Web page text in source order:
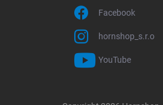
Facebook
hornshop_s.r.o
YouTube